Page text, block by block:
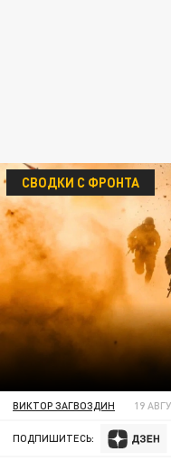
СВОДКИ С ФРОНТА
ВИКТОР ЗАГВОЗДИН 19
ПОДПИШИТЕСЬ: